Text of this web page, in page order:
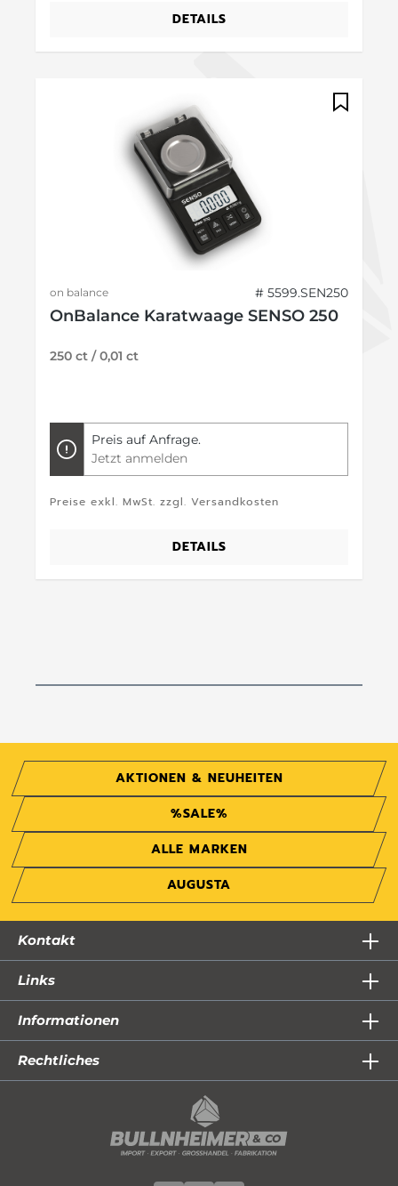
DETAILS
on balance # 5599.SEN250
OnBalance Karatwaage SENSO 250
250 ct / 0,01 ct
Preis auf Anfrage.
Jetzt anmelden
Preise exkl. MwSt. zzgl. Versandkosten
DETAILS
AKTIONEN & NEUHEITEN
%SALE%
ALLE MARKEN
AUGUSTA
Kontakt
Links
Informationen
Rechtliches